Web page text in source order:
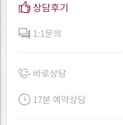
상담후기
1:1문의
바로상담
17분 예약상담